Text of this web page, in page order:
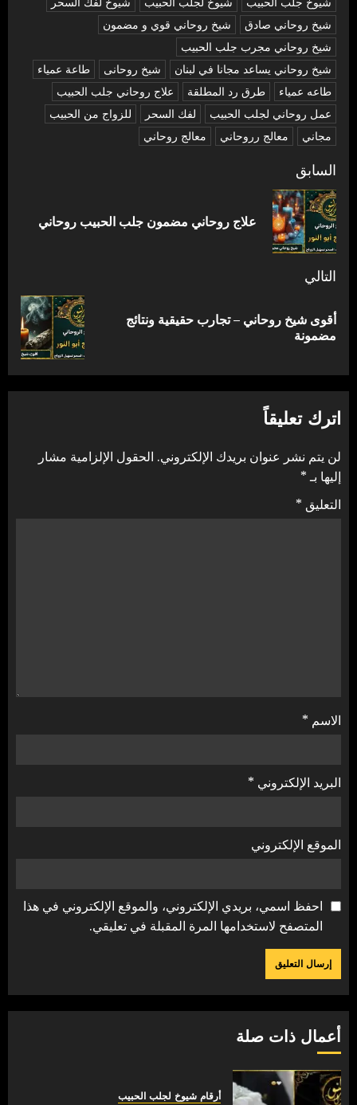
شیخ روحاني صادق
شیخ روحاني قوي و مضمون
شیخ روحاني مجرب جلب الحبيب
شیخ روحاني يساعد مجانا في لبنان
شیخ روحانی
طاعة عمياء
طاعه عمياء
طرق رد المطلقة
علاج روحاني جلب الحبيب
عمل روحاني لجلب الحبيب
لفك السحر
للزواج من الحبيب
مجاني
معالج رروحاني معالج روحاني
تصفّح
المقالات
السابق
علاج روحاني مضمون جلب الحبيب روحاني
التالي
المقالة
التالية:
أقوى شيخ روحاني – تجارب حقيقية ونتائج
مضمونة
اترك تعليقاً
لن يتم نشر عنوان بريدك الإلكتروني. الحقول الإلزامية مشار
إليها بـ*
التعليق *
الاسم *
البريد الإلكتروني *
الموقع الإلكتروني
احفظ اسمي، بريدي الإلكتروني، والموقع الإلكتروني في هذا
المتصفح لاستخدامها المرة المقبلة في تعليقي.
أعمال ذات صلة
أرقام شيوخ لجلب الحبيب